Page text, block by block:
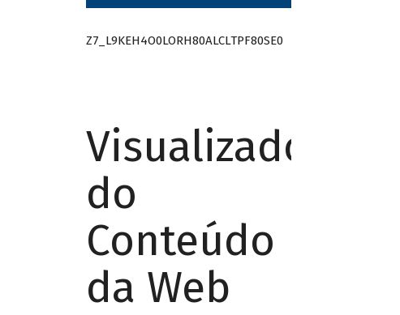
Z7_L9KEH4O0LORH80ALCLTPF80SE0
Visualizador
do
Conteúdo
da Web